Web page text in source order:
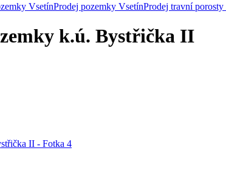
VsetínProdej pozemky VsetínProdej travní porosty
k.ú. Bystřička II